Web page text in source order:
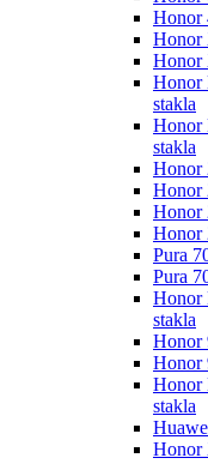
Honor
Honor
Honor
Honor
stakla
Honor
stakla
Honor
Honor
Honor
Honor
Pura
Pura
Honor
stakla
Honor
Honor
Honor
stakla
Honor